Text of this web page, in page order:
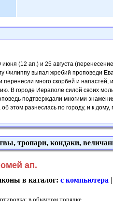
(12 ап.) и 25 августа
Филиппу выпал жребий проповеди
много скорбей и
В городе Иераполе силой своих
подтверждали многими
этом разнеслась по городу, и к
тропари, кондаки,
ап.
в каталог:с компьютера
в обычном порядке.